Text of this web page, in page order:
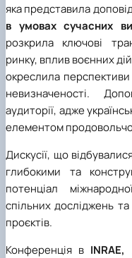
яка представила
в умовах сучасних
розкрила ключові
ринку, вплив воєнних
окреслила перспективи
невизначеності.
аудиторії, адже
елементом
Дискусії, що
глибокими та
потенціал
спільних досліджень
проєктів.
Конференція в